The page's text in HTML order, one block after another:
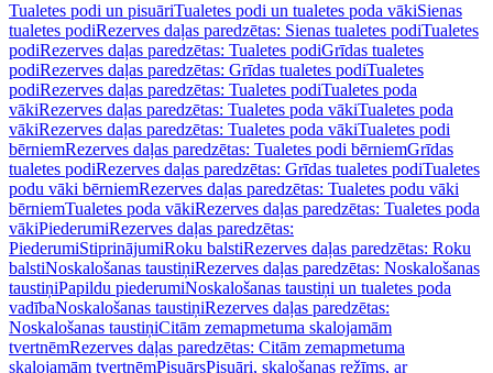
Tualetes podi un pisuāriTualetes podi un tualetes poda vākiSienas
tualetes podiRezerves daļas paredzētas: Sienas tualetes podiTualetes
podiRezerves daļas paredzētas: Tualetes podiGrīdas tualetes
podiRezerves daļas paredzētas: Grīdas tualetes podiTualetes
podiRezerves daļas paredzētas: Tualetes podiTualetes poda
vākiRezerves daļas paredzētas: Tualetes poda vākiTualetes poda
vākiRezerves daļas paredzētas: Tualetes poda vākiTualetes podi
bērniemRezerves daļas paredzētas: Tualetes podi bērniemGrīdas
tualetes podiRezerves daļas paredzētas: Grīdas tualetes podiTualetes
podu vāki bērniemRezerves daļas paredzētas: Tualetes podu vāki
bērniemTualetes poda vākiRezerves daļas paredzētas: Tualetes poda
vākiPiederumiRezerves daļas paredzētas:
PiederumiStiprinājumiRoku balstiRezerves daļas paredzētas: Roku
balstiNoskalošanas taustiņiRezerves daļas paredzētas: Noskalošanas
taustiņiPapildu piederumiNoskalošanas taustiņi un tualetes poda
vadībaNoskalošanas taustiņiRezerves daļas paredzētas:
Noskalošanas taustiņiCitām zemapmetuma skalojamām
tvertnēmRezerves daļas paredzētas: Citām zemapmetuma
skalojamām tvertnēmPisuārsPisuāri, skalošanas režīms, ar